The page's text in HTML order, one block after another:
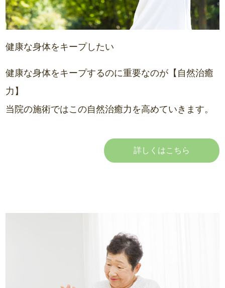
健康な身体をキープしたい
健康な身体をキープするのに重要なのが【自然治癒
力】
当院の施術ではこの自然治癒力を高めていきます。
詳しくはこちら